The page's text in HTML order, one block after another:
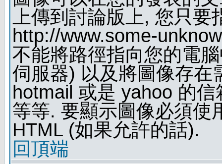
上傳到討論版上, 您只
http://www.some-
不能將路徑指向您的電
伺服器) 以及將圖像存在
hotmail 或是 yahoo 的
等等. 要顯示圖像必須使
HTML (如果允許的話).
回頂端